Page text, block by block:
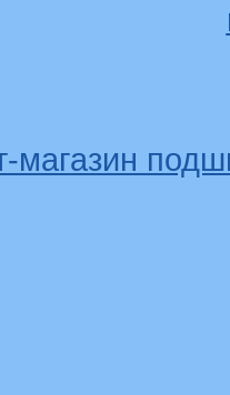
магазин